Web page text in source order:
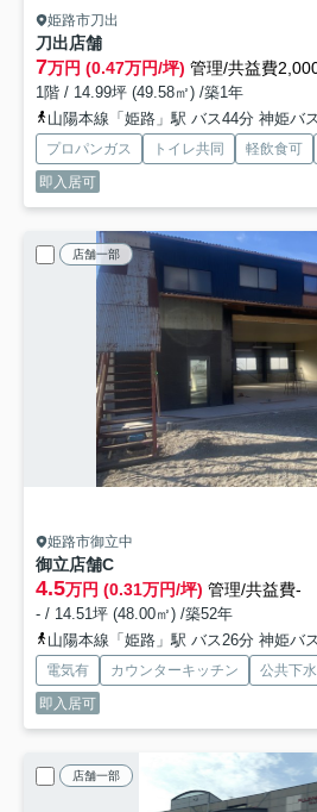
姫路市刀出
刀出店舗
7万円 (0.47万円/坪) 管理/共益費
1階 / 14.99坪 (49.58㎡) /築1年
山陽本線「姫路」駅 バス44分 神姫バス
プロパンガス トイレ共同 軽飲食可
即入居可
店舗一部
姫路市御立中
御立店舗C
4.5万円 (0.31万円/坪) 管理/共益費-
- / 14.51坪 (48.00㎡) /築52年
山陽本線「姫路」駅 バス26分 神姫バ
電気有 カウンターキッチン
公共下水
即入居可
店舗一部